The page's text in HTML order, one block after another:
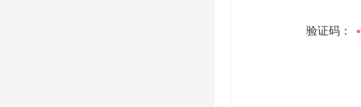
验证码：